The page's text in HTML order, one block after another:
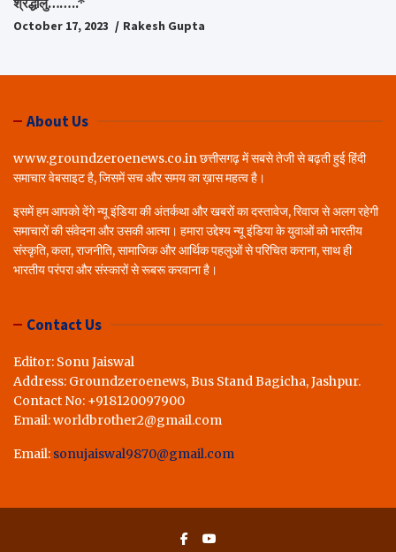
October 17, 2023 Rakesh Gupta
About Us
www.groundzeroenews.co.in छत्तीसगढ़ में सबसे तेजी से बढ़ती हुई हिंदी
समाचार वेबसाइट है, जिसमें सच और समय का ख़ास महत्व है।
इसमें हम आपको देंगे न्यू इंडिया की अंतर्कथा और खबरों का दस्तावेज, रिवाज से अलग रहेगी
समाचारों की संवेदना और उसकी आत्मा। हमारा उद्देश्य न्यू इंडिया के युवाओं को भारतीय
संस्कृति, कला, राजनीति, सामाजिक और आर्थिक पहलुओं से परिचित कराना, साथ ही
भारतीय परंपरा और संस्कारों से रूबरू करवाना है।
Contact Us
Editor: Sonu Jaiswal
Address: Groundzeroenews, Bus Stand Bagicha, Jashpur.
Contact No: +918120097900
Email: worldbrother2@gmail.com
Email: sonujaiswal9870@gmail.com